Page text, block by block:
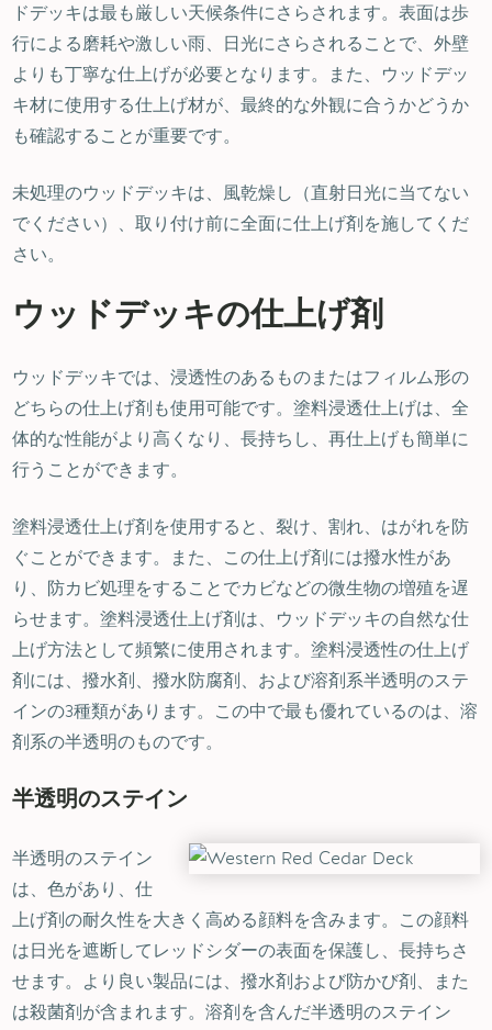
ドデッキは最も厳しい天候条件にさらされます。表面は歩
行による磨耗や激しい雨、日光にさらされることで、外壁
よりも丁寧な仕上げが必要となります。また、ウッドデッ
キ材に使用する仕上げ材が、最終的な外観に合うかどうか
も確認することが重要です。
未処理のウッドデッキは、風乾燥し（直射日光に当てない
でください）、取り付け前に全面に仕上げ剤を施してくだ
さい。
ウッドデッキの仕上げ剤
ウッドデッキでは、浸透性のあるものまたはフィルム形の
どちらの仕上げ剤も使用可能です。塗料浸透仕上げは、全
体的な性能がより高くなり、長持ちし、再仕上げも簡単に
行うことができます。
塗料浸透仕上げ剤を使用すると、裂け、割れ、はがれを防
ぐことができます。また、この仕上げ剤には撥水性があ
り、防カビ処理をすることでカビなどの微生物の増殖を遅
らせます。塗料浸透仕上げ剤は、ウッドデッキの自然な仕
上げ方法として頻繁に使用されます。塗料浸透性の仕上げ
剤には、撥水剤、撥水防腐剤、および溶剤系半透明のステ
インの3種類があります。この中で最も優れているのは、溶
剤系の半透明のものです。
半透明のステイン
半透明のステイン
は、色があり、仕
上げ剤の耐久性を大きく高める顔料を含みます。この顔料
は日光を遮断してレッドシダーの表面を保護し、長持ちさ
せます。より良い製品には、撥水剤および防かび剤、また
は殺菌剤が含まれます。溶剤を含んだ半透明のステイン